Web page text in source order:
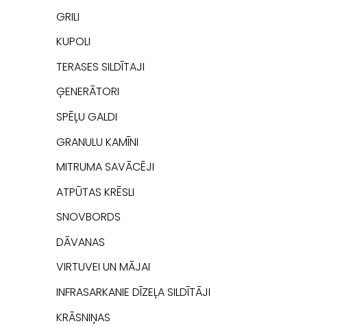
GRILI
KUPOLI
TERASES SILDĪTAJI
ĢENERĀTORI
SPĒĻU GALDI
GRANULU KAMĪNI
MITRUMA SAVĀCĒJI
ATPŪTAS KRĒSLI
SNOVBORDS
DĀVANAS
VIRTUVEI UN MĀJAI
INFRASARKANIE DĪZEĻA SILDĪTĀJI
KRĀSNIŅAS